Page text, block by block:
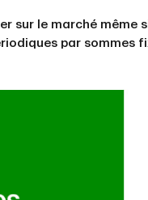
sur le marché même
par sommes